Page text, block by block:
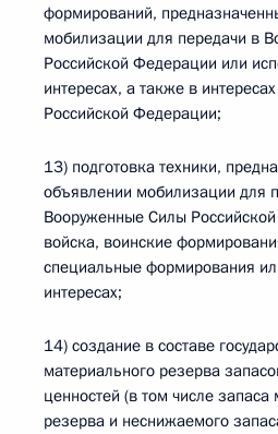
формирований,
мобилизации для передачи в
Российской Федерации или
интересах, а также в
Российской Федерации;
13) подготовка техники,
объявлении мобилизации для
Вооруженные Силы
войска, воинские
специальные формирования
интересах;
14) создание в составе
материального резерва
ценностей (в том числе
резерва и неснижаемого